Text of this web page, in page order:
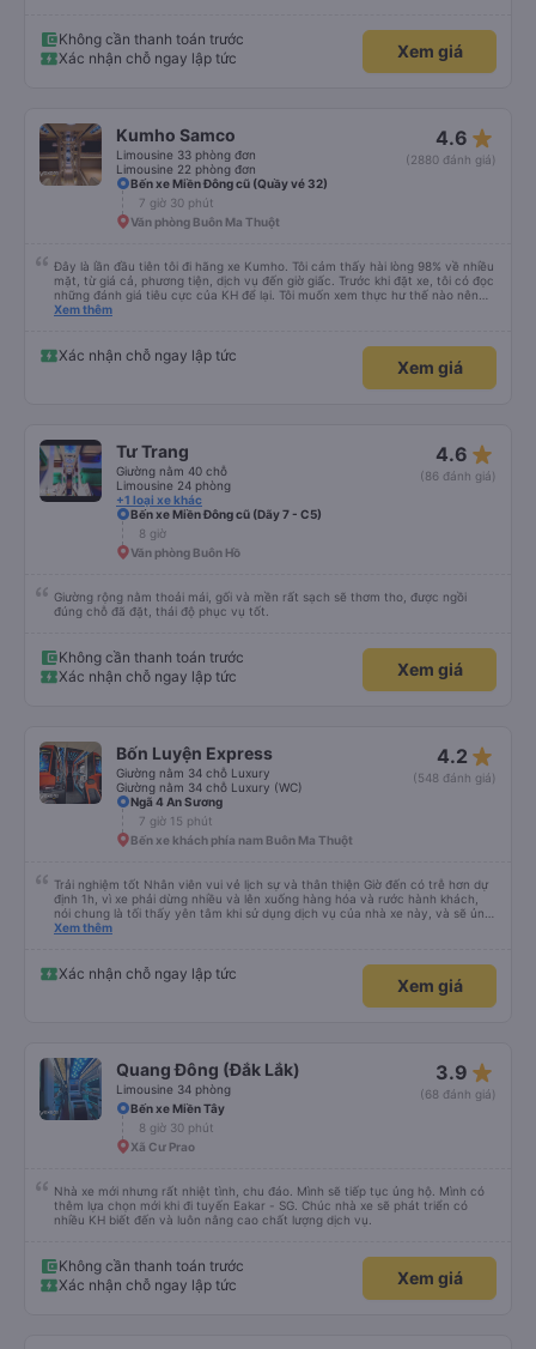
Không cần thanh toán trước
Xác nhận chỗ ngay lập tức
Xem giá
Kumho Samco
Limousine 33 phòng đơn
Limousine 22 phòng đơn
4.6 star_rate
(2880 đánh giá)
Bến xe Miền Đông cũ (Quầy vé 32)
7 giờ 30 phút
Văn phòng Buôn Ma Thuột
Đây là lần đầu tiên tôi đi hãng xe Kumho. Tôi cảm thấy hài lòng 98% về nhiều
mặt, từ giá cả, phương tiện, dịch vụ đến giờ giấc. Trước khi đặt xe, tôi có đọc
những đánh giá tiêu cực của KH để lại. Tôi muốn xem thực hư thế nào nên
thử 1 lần cho biết. Có thể do tôi may mắn, tôi đã 0 gặp phải những điều tệ
quảng đường đầu. Tôi sẽ tiếp tục ủng hộ nhà xe. Hy vọng lần sau sẽ tốt hơn.
Chân thành cám ơn nhà xe.
Xem thêm
Xác nhận chỗ ngay lập tức
Xem giá
Tư Trang
Giường nằm 40 chỗ
Limousine 24 phòng
+1 loại xe khác
4.6 star_rate
(86 đánh giá)
Bến xe Miền Đông cũ (Dãy 7 - C5)
8 giờ
Văn phòng Buôn Hồ
Giường rộng nằm thoải mái, gối và mền rất sạch sẽ thơm tho, được ngồi
đúng chỗ đã đặt, thái độ phục vụ tốt.
Không cần thanh toán trước
Xác nhận chỗ ngay lập tức
Xem giá
Bốn Luyện Express
Giường nằm 34 chỗ Luxury
Giường nằm 34 chỗ Luxury (WC)
4.2 star_rate
(548 đánh giá)
Ngã 4 An Sương
7 giờ 15 phút
Bến xe khách phía nam Buôn Ma Thuột
Trải nghiệm tốt Nhân viên vui vẻ lịch sự và thân thiện Giờ đến có trễ hơn dự
định 1h, vì xe phải dừng nhiều và lên xuống hàng hóa và rước hành khách,
nói chung là tối thấy yên tâm khi sử dụng dịch vụ của nhà xe này, và sẽ ủng
hộ và giới thiệu cho người thân sử dụng dịch vụ của nhà xe này
Xem thêm
Xác nhận chỗ ngay lập tức
Xem giá
Quang Đông (Đắk Lắk)
Limousine 34 phòng
3.9 star_rate
(68 đánh giá)
Bến xe Miền Tây
8 giờ 30 phút
Xã Cư Prao
Nhà xe mới nhưng rất nhiệt tình, chu đáo. Mình sẽ tiếp tục ủng hộ. Mình có
thêm lựa chọn mới khi đi tuyến Eakar - SG. Chúc nhà xe sẽ phát triển có
nhiều KH biết đến và luôn nâng cao chất lượng dịch vụ.
Không cần thanh toán trước
Xác nhận chỗ ngay lập tức
Xem giá